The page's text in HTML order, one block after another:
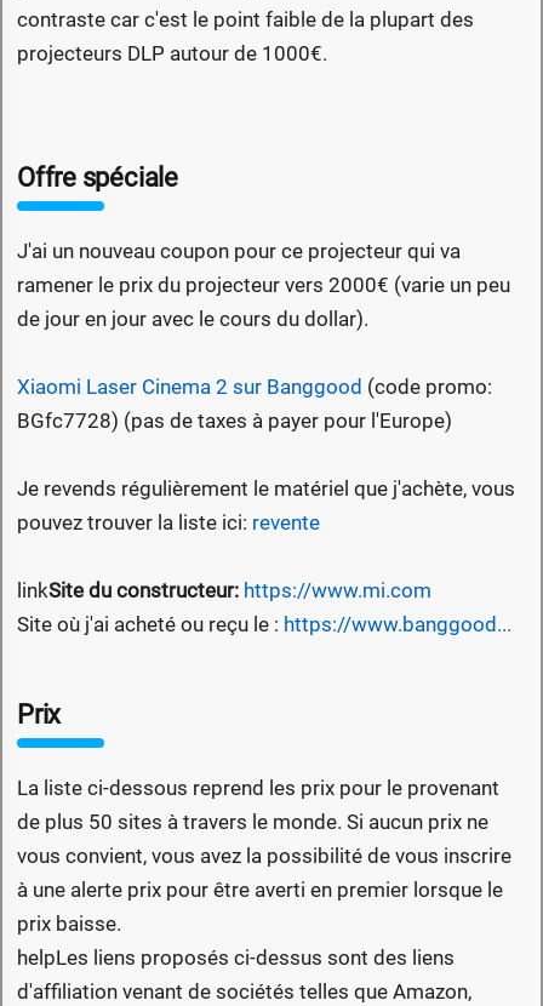
contraste car c'est le point faible de la plupart des
projecteurs DLP autour de 1000€.
Offre spéciale
J'ai un nouveau coupon pour ce projecteur qui va
ramener le prix du projecteur vers 2000€ (varie un peu
de jour en jour avec le cours du dollar).
Xiaomi Laser Cinema 2 sur Banggood (code promo:
BGfc7728) (pas de taxes à payer pour l'Europe)
Je revends régulièrement le matériel que j'achète, vous
pouvez trouver la liste ici: revente
linkSite du constructeur: https://www.mi.com
Site où j'ai acheté ou reçu le : https://www.banggood...
Prix
La liste ci-dessous reprend les prix pour le provenant
de plus 50 sites à travers le monde. Si aucun prix ne
vous convient, vous avez la possibilité de vous inscrire
à une alerte prix pour être averti en premier lorsque le
prix baisse.
helpLes liens proposés ci-dessus sont des liens
d'affiliation venant de sociétés telles que Amazon,